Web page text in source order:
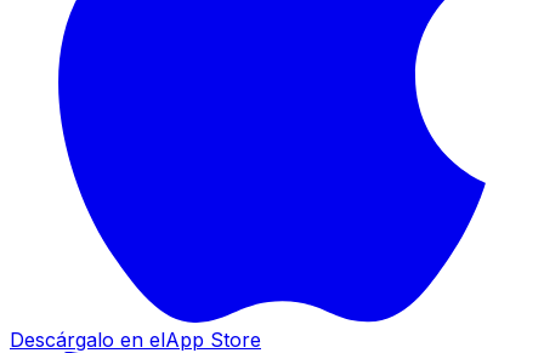
Descárgalo en elApp Store